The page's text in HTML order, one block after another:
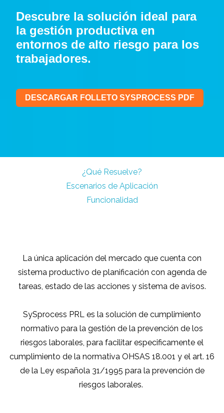
Descubre la solución ideal para
la gestión productiva en
entornos de alto riesgo para los
trabajadores.
DESCARGAR FOLLETO SYSPROCESS PDF
¿Qué Resuelve?
Escenarios de Aplicación
Funcionalidad
La única aplicación del mercado que cuenta con
sistema productivo de planificación con agenda de
tareas, estado de las acciones y sistema de avisos.
SySprocess PRL es la solución de cumplimiento
normativo para la gestión de la prevención de los
riesgos laborales, para facilitar especificamente el
cumplimiento de la normativa OHSAS 18.001 y el art. 16
de la Ley española 31/1995 para la prevención de
riesgos laborales.